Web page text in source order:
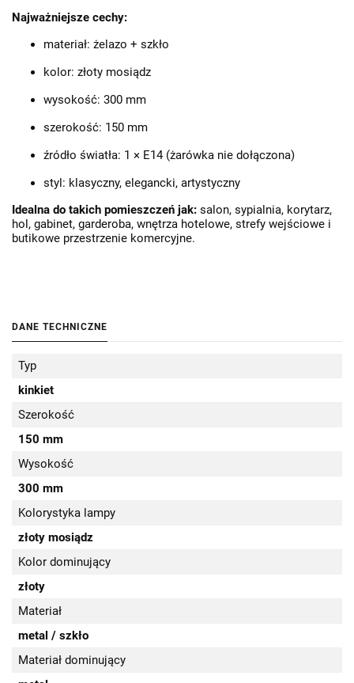
Najważniejsze cechy:
materiał: żelazo + szkło
kolor: złoty mosiądz
wysokość: 300 mm
szerokość: 150 mm
źródło światła: 1 × E14 (żarówka nie dołączona)
styl: klasyczny, elegancki, artystyczny
Idealna do takich pomieszczeń jak: salon, sypialnia, korytarz,
hol, gabinet, garderoba, wnętrza hotelowe, strefy wejściowe i
butikowe przestrzenie komercyjne.
DANE TECHNICZNE
Typ
kinkiet
Szerokość
150 mm
Wysokość
300 mm
Kolorystyka lampy
złoty mosiądz
Kolor dominujący
złoty
Materiał
metal / szkło
Materiał dominujący